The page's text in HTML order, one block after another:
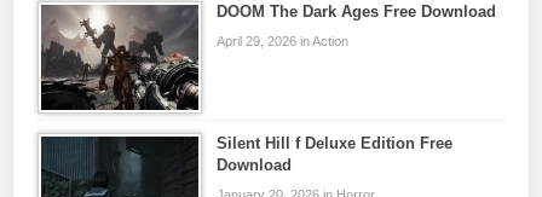
DOOM The Dark Ages Free Download
April 29, 2026 in Action
Silent Hill f Deluxe Edition Free
Download